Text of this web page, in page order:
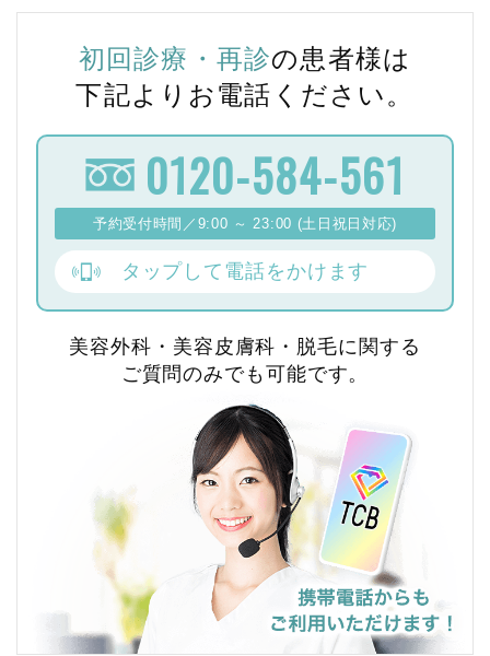
初回診療・再診の患者様は
下記よりお電話ください。
0120-584-561
予約受付時間／9:00 ～ 23:00 (土日祝日対応)
タップして電話をかけます
美容外科・美容皮膚科・脱毛に関する
ご質問のみでも可能です。